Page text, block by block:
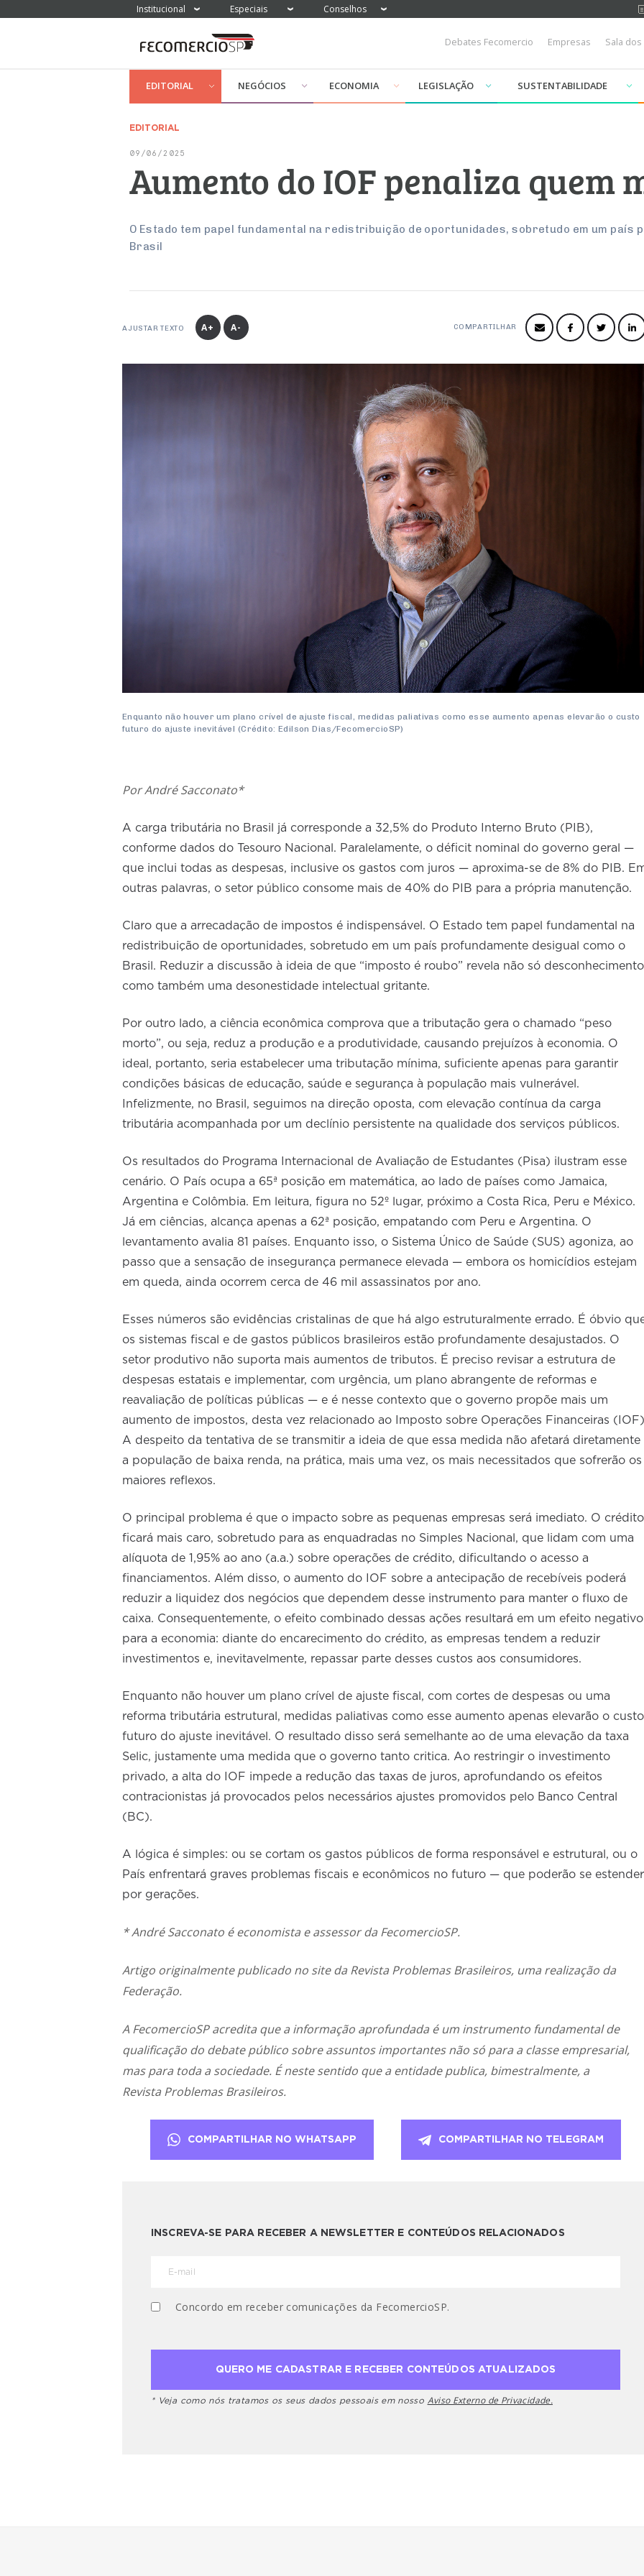
Institucional Especiais Conselhos
Debates Fecomercio Empresas Sala
EDITORIAL NEGÓCIOS ECONOMIA LEGISLAÇÃO SUSTENTABILIDADE
EDITORIAL
09/06/2025
Aumento do IOF penaliza quem
O Estado tem papel fundamental na redistribuição de oportunidades, sobretudo em um país
Brasil
AJUSTAR TEXTO A+ A- COMPARTILHAR
Enquanto não houver um plano crível de ajuste fiscal, medidas paliativas como esse aumento apenas elevarão o custo
futuro do ajuste inevitável (Crédito: Edilson Dias/FecomercioSP)
Por André Sacconato*
A carga tributária no Brasil já corresponde a 32,5% do Produto Interno Bruto (PIB),
conforme dados do Tesouro Nacional. Paralelamente, o déficit nominal do governo geral —
que inclui todas as despesas, inclusive os gastos com juros — aproxima-se de 8% do PIB.
outras palavras, o setor público consome mais de 40% do PIB para a própria manutenção.
Claro que a arrecadação de impostos é indispensável. O Estado tem papel fundamental na
redistribuição de oportunidades, sobretudo em um país profundamente desigual como o
Brasil. Reduzir a discussão à ideia de que “imposto é roubo” revela não só
como também uma desonestidade intelectual gritante.
Por outro lado, a ciência econômica comprova que a tributação gera o chamado “peso
morto”, ou seja, reduz a produção e a produtividade, causando prejuízos à economia. O
ideal, portanto, seria estabelecer uma tributação mínima, suficiente apenas para garantir
condições básicas de educação, saúde e segurança à população mais vulnerável.
Infelizmente, no Brasil, seguimos na direção oposta, com elevação contínua da carga
tributária acompanhada por um declínio persistente na qualidade dos serviços públicos.
Os resultados do Programa Internacional de Avaliação de Estudantes (Pisa) ilustram esse
cenário. O País ocupa a 65ª posição em matemática, ao lado de países como Jamaica,
Argentina e Colômbia. Em leitura, figura no 52º lugar, próximo a Costa Rica, Peru e México.
Já em ciências, alcança apenas a 62ª posição, empatando com Peru e Argentina. O
levantamento avalia 81 países. Enquanto isso, o Sistema Único de Saúde (SUS) agoniza, ao
passo que a sensação de insegurança permanece elevada — embora os homicídios estejam
em queda, ainda ocorrem cerca de 46 mil assassinatos por ano.
Esses números são evidências cristalinas de que há algo estruturalmente errado. É óbvio
os sistemas fiscal e de gastos públicos brasileiros estão profundamente desajustados. O
setor produtivo não suporta mais aumentos de tributos. É preciso revisar a estrutura de
despesas estatais e implementar, com urgência, um plano abrangente de reformas e
reavaliação de políticas públicas — e é nesse contexto que o governo propõe mais um
aumento de impostos, desta vez relacionado ao Imposto sobre Operações Financeiras
A despeito da tentativa de se transmitir a ideia de que essa medida não afetará diretamente
a população de baixa renda, na prática, mais uma vez, os mais necessitados que sofrerão os
maiores reflexos.
O principal problema é que o impacto sobre as pequenas empresas será imediato. O crédito
ficará mais caro, sobretudo para as enquadradas no Simples Nacional, que lidam com uma
alíquota de 1,95% ao ano (a.a.) sobre operações de crédito, dificultando o acesso a
financiamentos. Além disso, o aumento do IOF sobre a antecipação de recebíveis poderá
reduzir a liquidez dos negócios que dependem desse instrumento para manter o fluxo de
caixa. Consequentemente, o efeito combinado dessas ações resultará em um efeito negativo
para a economia: diante do encarecimento do crédito, as empresas tendem a reduzir
investimentos e, inevitavelmente, repassar parte desses custos aos consumidores.
Enquanto não houver um plano crível de ajuste fiscal, com cortes de despesas ou uma
reforma tributária estrutural, medidas paliativas como esse aumento apenas elevarão o custo
futuro do ajuste inevitável. O resultado disso será semelhante ao de uma elevação da taxa
Selic, justamente uma medida que o governo tanto critica. Ao restringir o investimento
privado, a alta do IOF impede a redução das taxas de juros, aprofundando os efeitos
contracionistas já provocados pelos necessários ajustes promovidos pelo Banco Central
(BC).
A lógica é simples: ou se cortam os gastos públicos de forma responsável e estrutural, ou o
País enfrentará graves problemas fiscais e econômicos no futuro — que poderão se estender
por gerações.
* André Sacconato é economista e assessor da FecomercioSP.
Artigo originalmente publicado no site da Revista Problemas Brasileiros, uma realização da
Federação.
A FecomercioSP acredita que a informação aprofundada é um instrumento fundamental de
qualificação do debate público sobre assuntos importantes não só para a classe empresarial,
mas para toda a sociedade. É neste sentido que a entidade publica, bimestralmente, a
Revista Problemas Brasileiros.
COMPARTILHAR NO WHATSAPP COMPARTILHAR NO TELEGRAM
INSCREVA-SE PARA RECEBER A NEWSLETTER E CONTEÚDOS RELACIONADOS
Concordo em receber comunicações da FecomercioSP.
* Veja como nós tratamos os seus dados pessoais em nosso Aviso Externo de Privacidade.